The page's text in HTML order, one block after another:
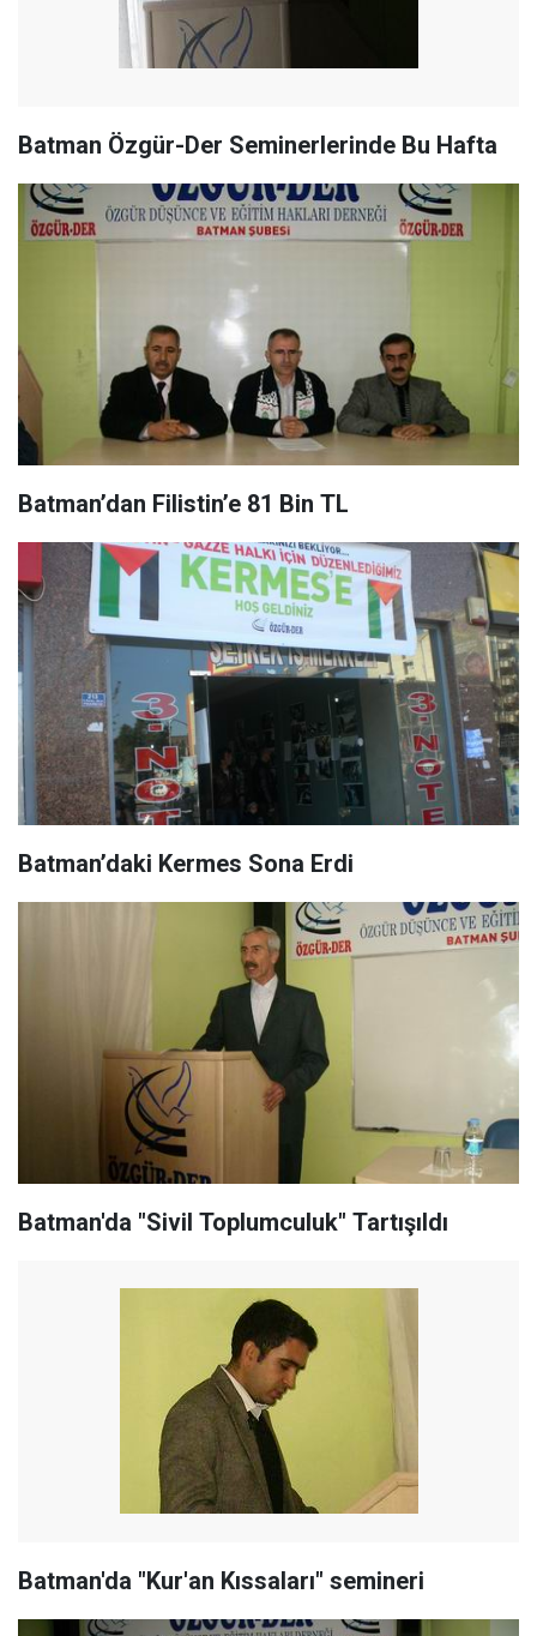
Batman Özgür-Der Seminerlerinde Bu Hafta
Batman’dan Filistin’e 81 Bin TL
Batman’daki Kermes Sona Erdi
Batman'da "Sivil Toplumculuk" Tartışıldı
Batman'da "Kur'an Kıssaları" semineri